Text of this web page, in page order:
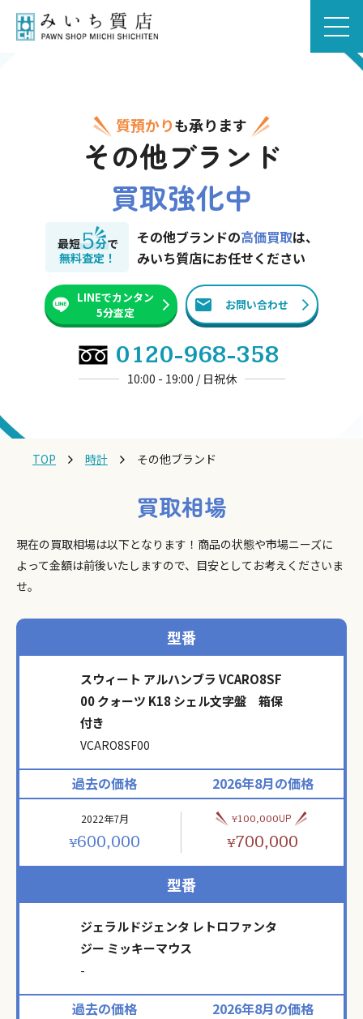
質預かりも承ります
その他ブランド
買取強化中
最短5分で
無料査定！
その他ブランドの高価買取は、
みいち質店にお任せください
LINEでカンタン
5分査定
お問い合わせ
0120-968-358
10:00 - 19:00 / 日祝休
TOP 時計 その他ブランド
買取相場
現在の買取相場は以下となります！商品の状態や市場ニーズに
よって金額は前後いたしますので、目安としてお考えくださいま
せ。
型番
スウィート アルハンブラ VCARO8SF
00 クォーツ K18 シェル文字盤 箱保
付き
VCARO8SF00
過去の価格
2022年7月
¥600,000
2026年8月の価格
¥100,000UP
¥700,000
型番
ジェラルドジェンタ レトロファンタ
ジー ミッキーマウス
-
過去の価格 2026年8月の価格